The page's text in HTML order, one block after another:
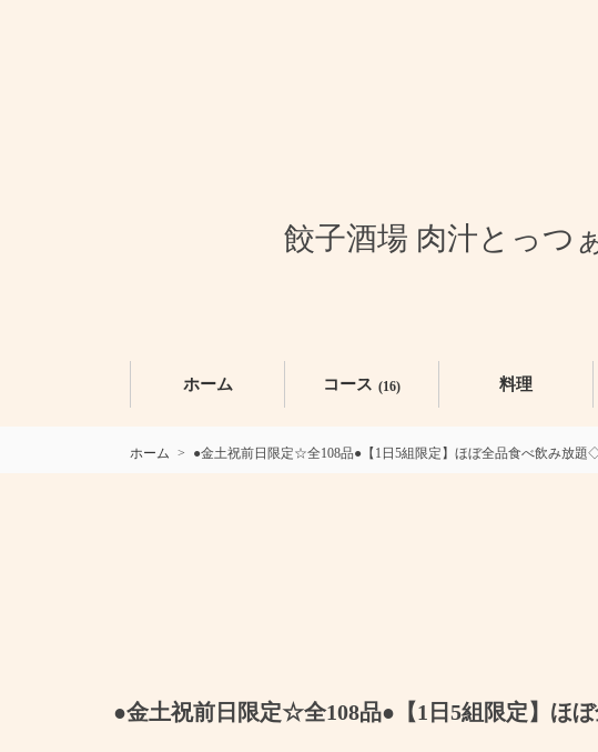
餃子酒場 肉汁とっつ
ホーム コース (16) 料理
ホーム ●金土祝前日限定☆全108品●【1日5組限定】ほぼ全品食べ飲み放題
●金土祝前日限定☆全108品●【1日5組限定】ほ